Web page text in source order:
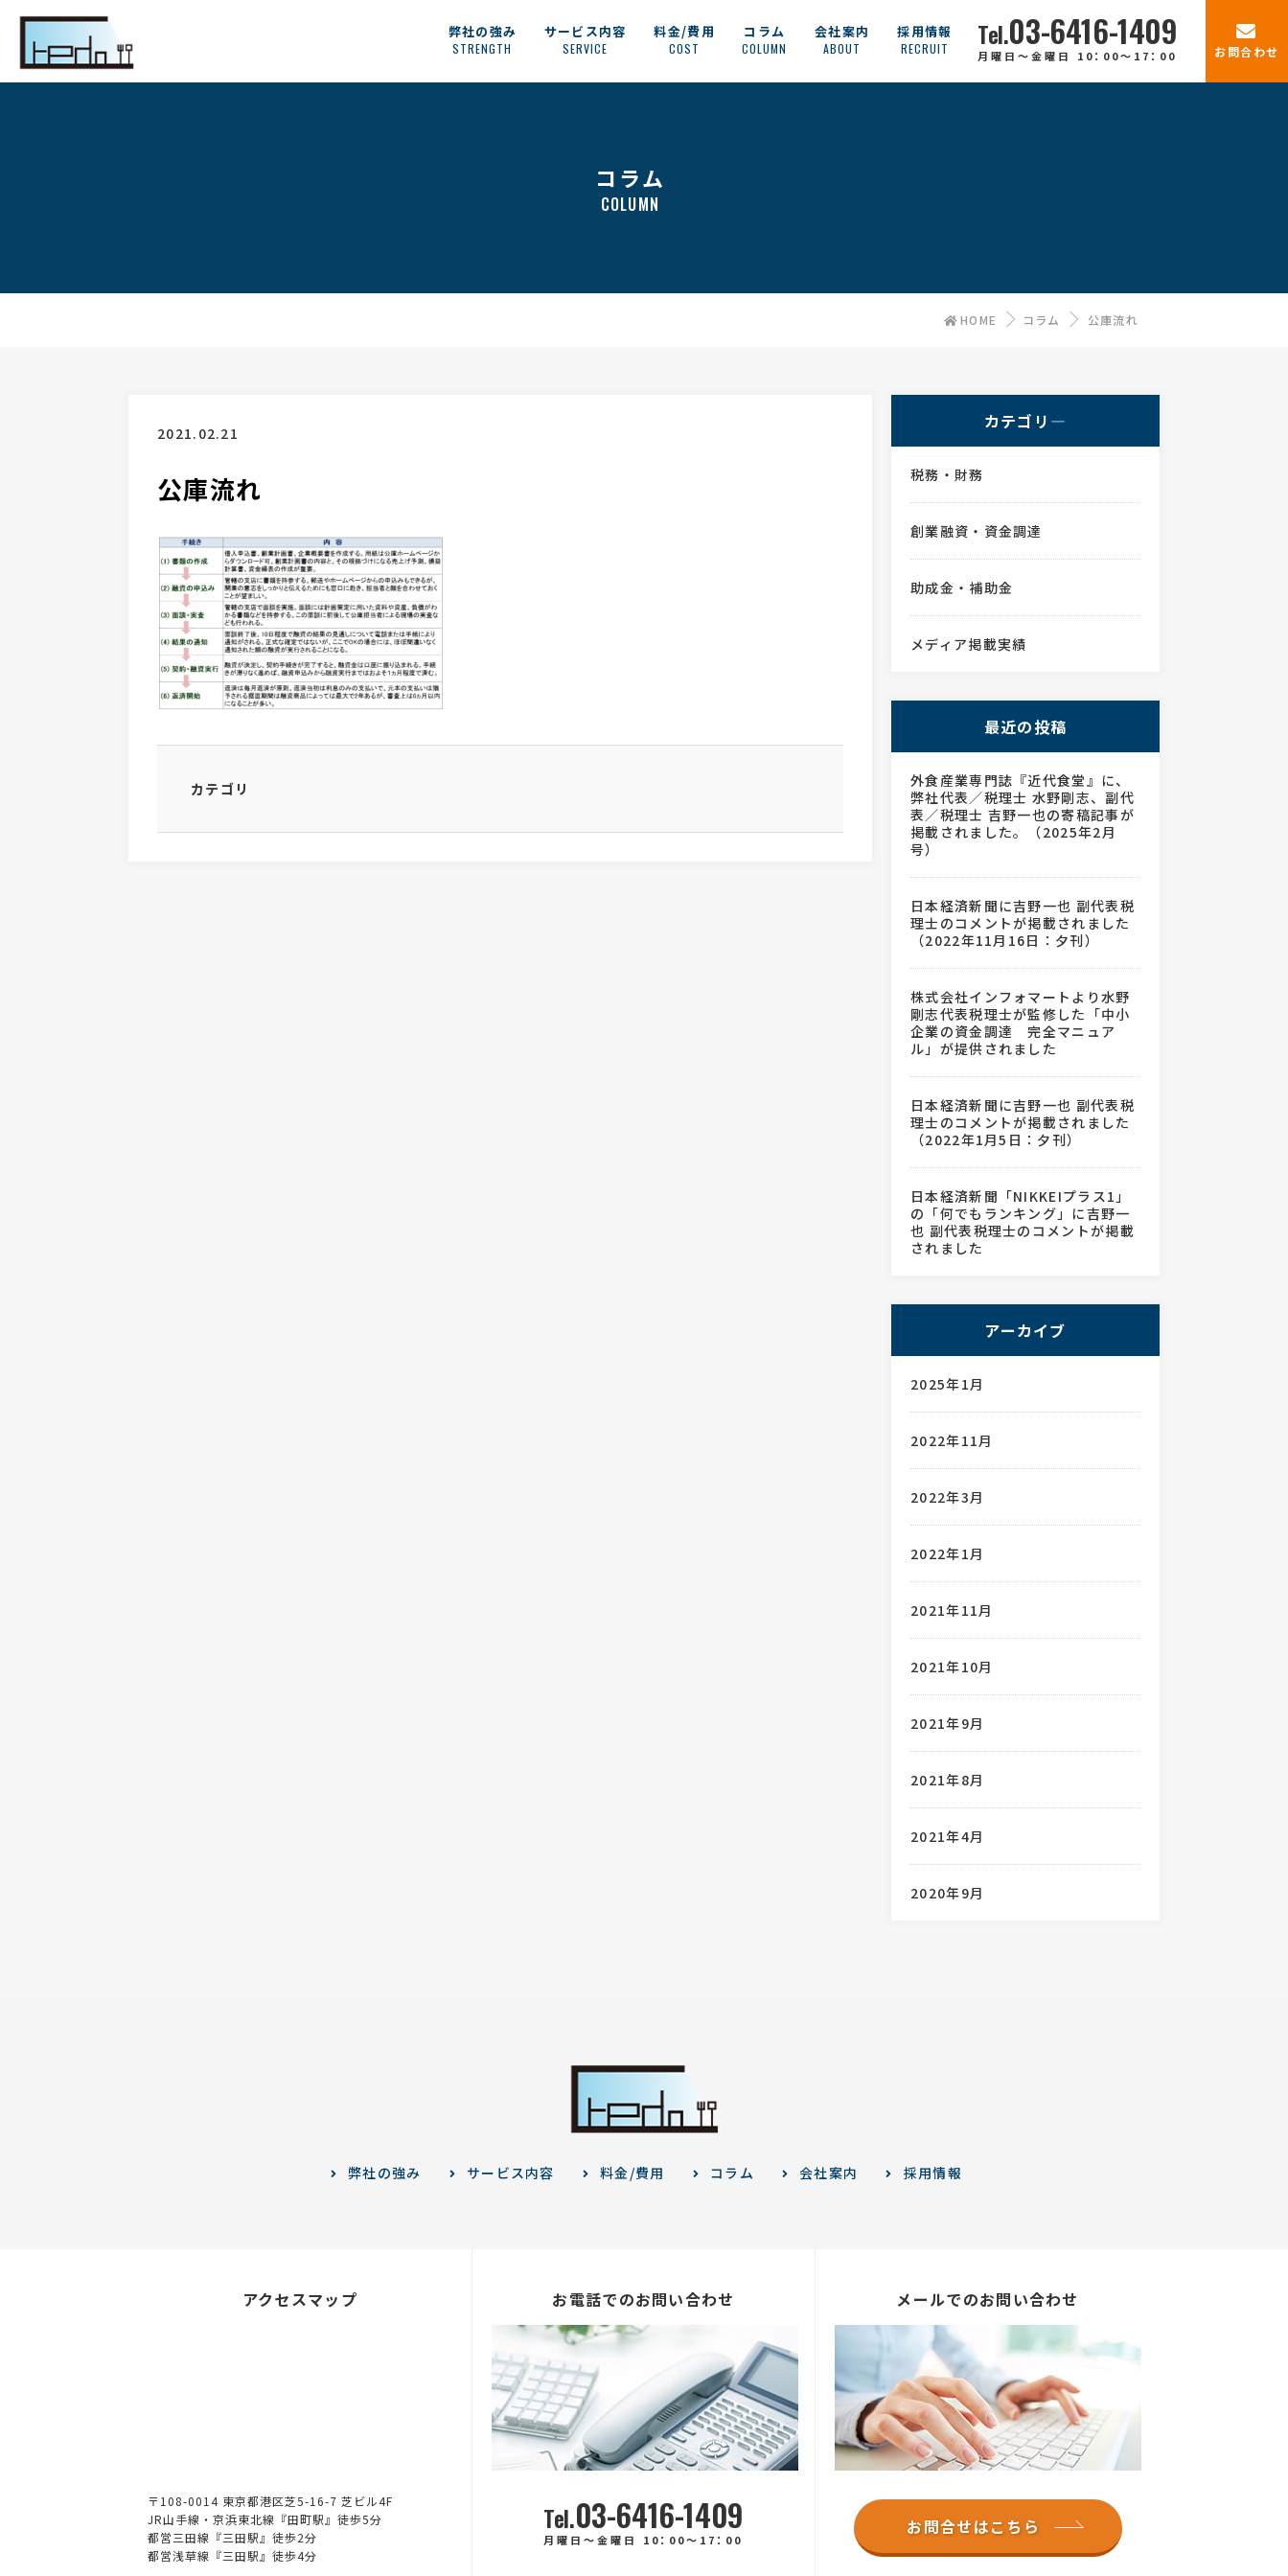
弊社の強み
STRENGTH
サービス内容
SERVICE
料金/費用
COST
コラム
COLUMN
会社案内
ABOUT
採用情報
RECRUIT Tel.03-6416-1409
月曜日～金曜日 10：00～17：00 お問合わせ
コラム
COLUMN
HOME コラム 公庫流れ
2021.02.21
公庫流れ
カテゴリ
カテゴリ―
税務・財務
創業融資・資金調達
助成金・補助金
メディア掲載実績
最近の投稿
外食産業専門誌『近代食堂』に、
弊社代表／税理士 水野剛志、副代
表／税理士 吉野一也の寄稿記事が
掲載されました。（2025年2月
号）
日本経済新聞に吉野一也 副代表税
理士のコメントが掲載されました
（2022年11月16日：夕刊）
株式会社インフォマートより水野
剛志代表税理士が監修した「中小
企業の資金調達 完全マニュア
ル」が提供されました
日本経済新聞に吉野一也 副代表税
理士のコメントが掲載されました
（2022年1月5日：夕刊）
日本経済新聞「NIKKEIプラス1」
の「何でもランキング」に吉野一
也 副代表税理士のコメントが掲載
されました
アーカイブ
2025年1月
2022年11月
2022年3月
2022年1月
2021年11月
2021年10月
2021年9月
2021年8月
2021年4月
2020年9月
弊社の強み サービス内容 料金/費用 コラム 会社案内 採用情報
アクセスマップ
〒108-0014 東京都港区芝5-16-7 芝ビル4F
JR山手線・京浜東北線『田町駅』徒歩5分
都営三田線『三田駅』徒歩2分
都営浅草線『三田駅』徒歩4分
お電話でのお問い合わせ
Tel.03-6416-1409
月曜日～金曜日 10：00～17：00
メールでのお問い合わせ
お問合せはこちら